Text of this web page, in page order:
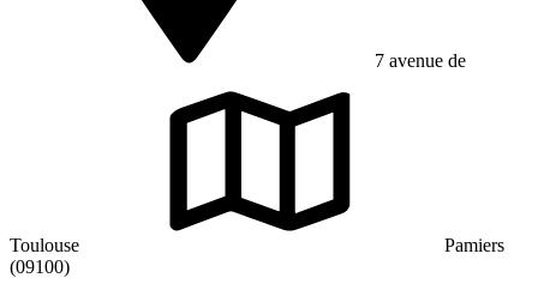
7 avenue de
Toulouse
Pamiers
(09100)